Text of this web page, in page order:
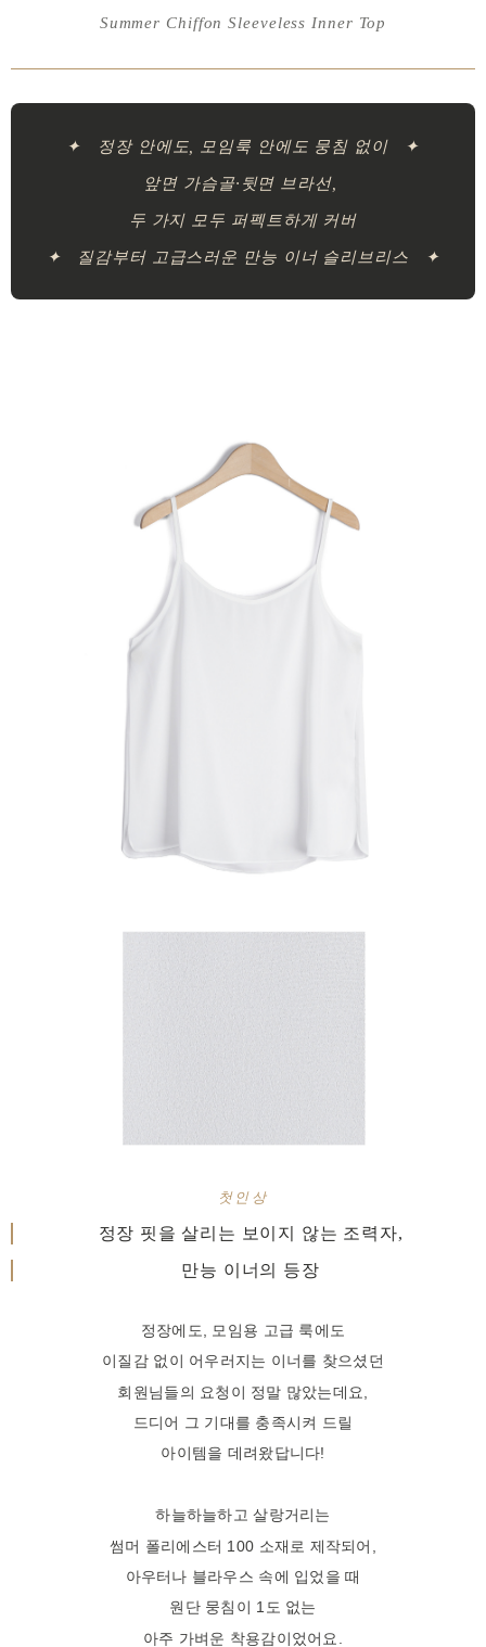
Summer Chiffon Sleeveless Inner Top
✦ 정장 안에도, 모임룩 안에도 뭉침 없이 ✦
앞면 가슴골·뒷면 브라선,
두 가지 모두 퍼펙트하게 커버
✦ 질감부터 고급스러운 만능 이너 슬리브리스 ✦
첫인상
정장 핏을 살리는 보이지 않는 조력자,
만능 이너의 등장
정장에도, 모임용 고급 룩에도
이질감 없이 어우러지는 이너를 찾으셨던
회원님들의 요청이 정말 많았는데요,
드디어 그 기대를 충족시켜 드릴
아이템을 데려왔답니다!
하늘하늘하고 살랑거리는
썸머 폴리에스터 100 소재로 제작되어,
아우터나 블라우스 속에 입었을 때
원단 뭉침이 1도 없는
아주 가벼운 착용감이었어요.